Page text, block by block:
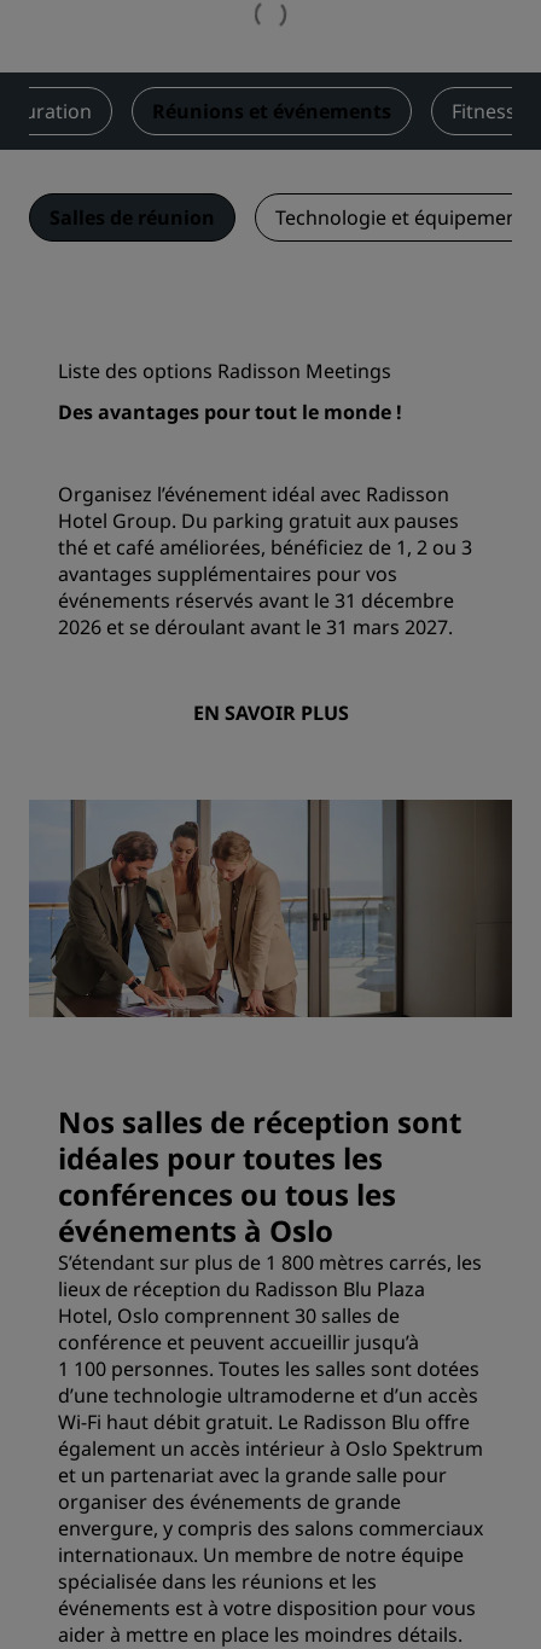
Réunions et événements Fitness
Salles de réunion Technologie et équipements
Liste des options Radisson Meetings
Des avantages pour tout le monde !
Organisez l’événement idéal avec Radisson
Hotel Group. Du parking gratuit aux pauses
thé et café améliorées, bénéficiez de 1, 2 ou 3
avantages supplémentaires pour vos
événements réservés avant le 31 décembre
2026 et se déroulant avant le 31 mars 2027.
EN SAVOIR PLUS
Nos salles de réception sont
idéales pour toutes les
conférences ou tous les
événements à Oslo
S’étendant sur plus de 1 800 mètres carrés, les
lieux de réception du Radisson Blu Plaza
Hotel, Oslo comprennent 30 salles de
conférence et peuvent accueillir jusqu’à
1 100 personnes. Toutes les salles sont dotées
d’une technologie ultramoderne et d’un accès
Wi-Fi haut débit gratuit. Le Radisson Blu offre
également un accès intérieur à Oslo Spektrum
et un partenariat avec la grande salle pour
organiser des événements de grande
envergure, y compris des salons commerciaux
internationaux. Un membre de notre équipe
spécialisée dans les réunions et les
événements est à votre disposition pour vous
aider à mettre en place les moindres détails.